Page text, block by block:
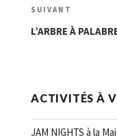
Article
suivant
SUIVANT
L’ARBRE À
ACTIVITÉS À
JAM NIGHTS à la